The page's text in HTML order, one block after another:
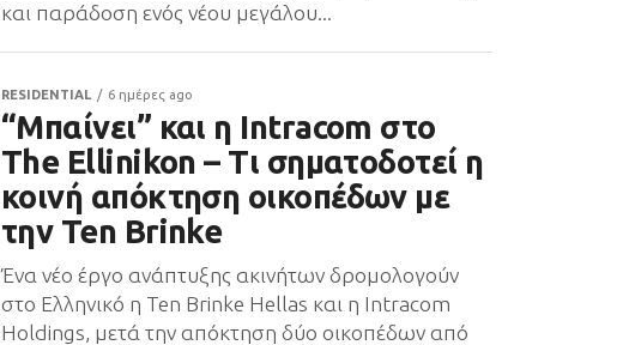
και παράδοση ενός νέου μεγάλου...
RESIDENTIAL 6 ημέρες ago
“Μπαίνει” και η Intracom στο
The Ellinikon – Τι σηματοδοτεί η
κοινή απόκτηση οικοπέδων με
την Ten Brinke
Ένα νέο έργο ανάπτυξης ακινήτων δρομολογούν
στο Ελληνικό η Ten Brinke Hellas και η Intracom
Holdings, μετά την απόκτηση δύο οικοπέδων από